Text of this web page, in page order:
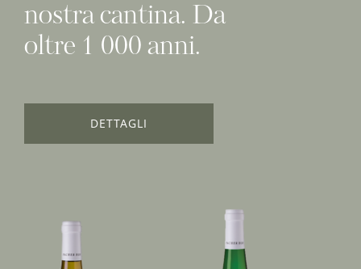
nostra cantina. Da
oltre 1 000 anni.
DETTAGLI